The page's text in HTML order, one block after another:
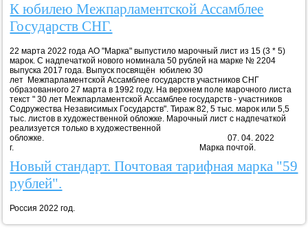
К юбилею Межпарламентской Ассамблее
Государств СНГ.
22 марта 2022 года АО "Марка" выпустило марочный лист из 15 (3 * 5)
марок. С надпечаткой нового номинала 50 рублей на марке № 2204
выпуска 2017 года. Выпуск посвящён юбилею 30
лет Межпарламентской Ассамблее государств участников СНГ
образованного 27 марта в 1992 году. На верхнем поле марочного листа
текст " 30 лет Межпарламентской Ассамблее государств - участников
Содружества Независимых Государств". Тираж 82, 5 тыс. марок или 5,5
тыс. листов в художественной обложке. Марочный лист с надпечаткой
реализуется только в художественной
обложке. 07. 04. 2022
г. Марка почтой.
Новый стандарт. Почтовая тарифная марка "59
рублей".
Россия 2022 год.